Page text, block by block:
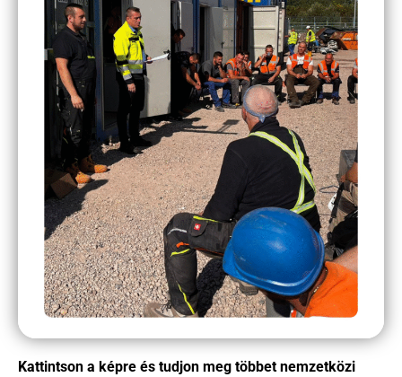
Kattintson a képre és tudjon meg többet nemzetközi